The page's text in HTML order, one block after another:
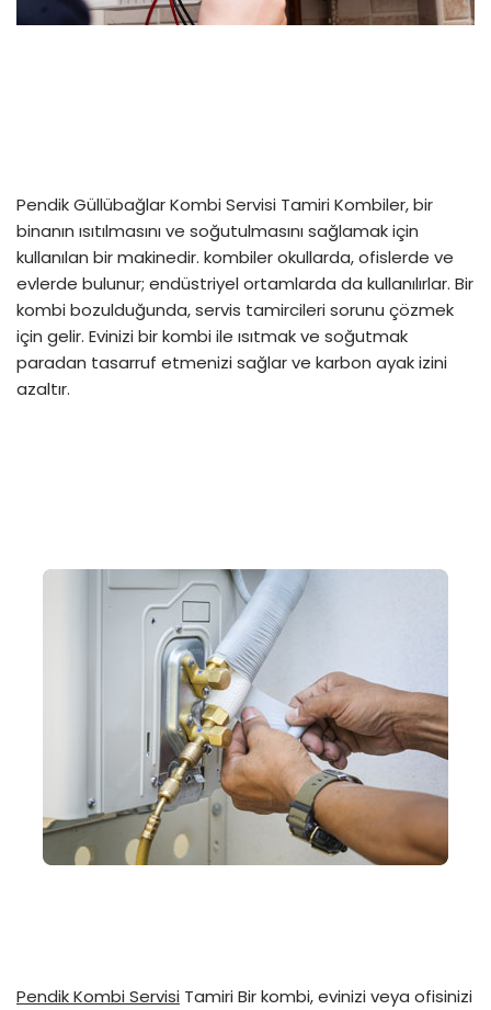
Pendik Güllübağlar Kombi Servisi Tamiri Kombiler, bir
binanın ısıtılmasını ve soğutulmasını sağlamak için
kullanılan bir makinedir. kombiler okullarda, ofislerde ve
evlerde bulunur; endüstriyel ortamlarda da kullanılırlar. Bir
kombi bozulduğunda, servis tamircileri sorunu çözmek
için gelir. Evinizi bir kombi ile ısıtmak ve soğutmak
paradan tasarruf etmenizi sağlar ve karbon ayak izini
azaltır.
Pendik Kombi Servisi Tamiri Bir kombi, evinizi veya ofisinizi